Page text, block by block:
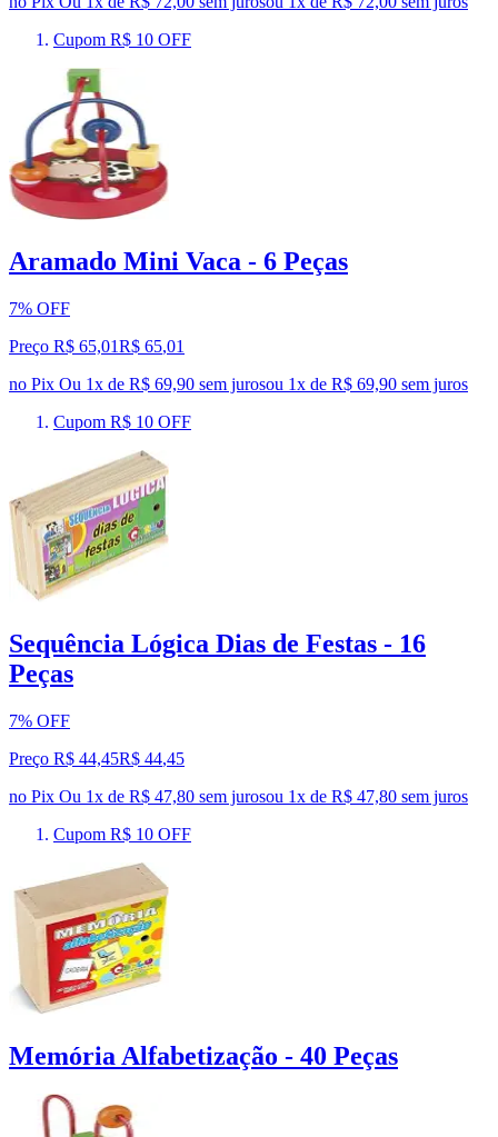
Cupom R$ 10 OFF
Aramado Mini Vaca - 6 Peças
7% OFF
Preço R$ 65,01R$ 65,01
no Pix Ou 1x de R$ 69,90 sem jurosou 1x de R$ 69,90 sem juros
Cupom R$ 10 OFF
Sequência Lógica Dias de Festas - 16
Peças
7% OFF
Preço R$ 44,45R$ 44,45
no Pix Ou 1x de R$ 47,80 sem jurosou 1x de R$ 47,80 sem juros
Cupom R$ 10 OFF
Memória Alfabetização - 40 Peças